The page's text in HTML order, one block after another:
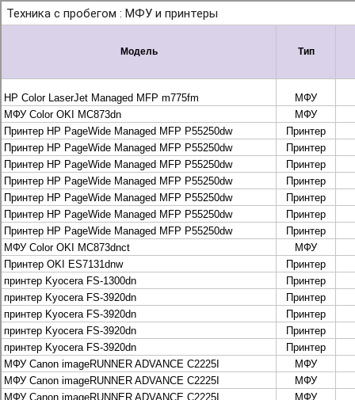
Рассчитать и заказать
Рассчитать и заказать
О компании
История Леком
Производители
Леком
Pantum
UTINET
G&G
ГК “Катюша”
Высокопроизводительные копиры DEVELOP
МФУ, копиры и принтеры KYOCERA
Принтеры и МФУ и факсы Brother
Плоттеры и МФУ Oce
Плоттеры и МФУ Oce
Цифровые системы Oce VarioPrint DP Line
МФУ, сканеры, плоттеры и принтеры Canon
Плоттеры Canon